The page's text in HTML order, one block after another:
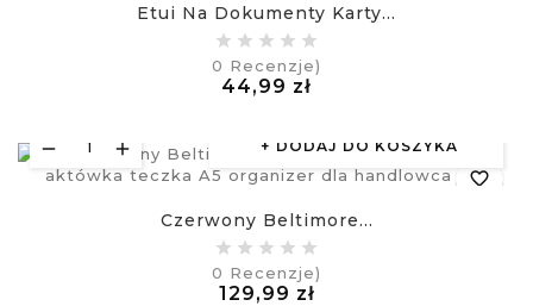
Etui Na Dokumenty Karty...
0 Recenzje)
44,99 zł
DODAJ DO KOSZYKA
favorite_border
Czerwony Beltimore...
0 Recenzje)
129,99 złCena